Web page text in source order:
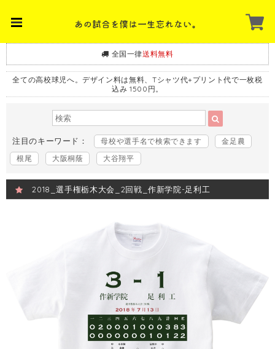
全国一律送料無料
全ての高校球児へ。デザイン料は無料、Tシャツ代+プリント代で一枚税
込み 1500円。
注目のキーワード： 母校や選手名で検索できます
金足農
根尾
大阪桐蔭 大谷翔平
2018_選手権栃木大会_2回戦_作新学院-足利工